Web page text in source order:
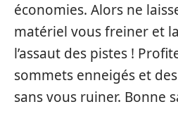
économies. Alors ne
matériel vous freiner et
l’assaut des pistes !
sommets enneigés et
sans vous ruiner. Bonne